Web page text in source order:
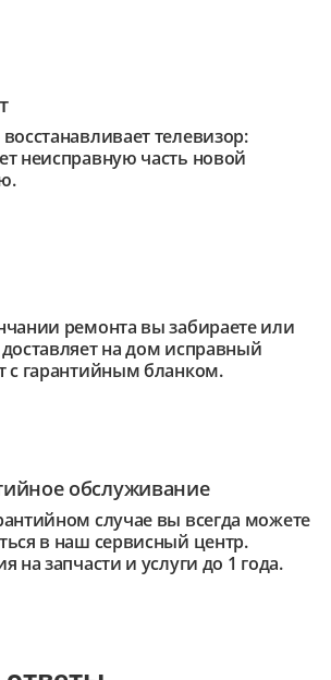
телевизор:
неисправную часть новой
ремонта вы забираете или
на дом исправный
с гарантийным бланком.
обслуживание
случае вы всегда можете
в наш сервисный центр.
на запчасти и услуги до 1 года.